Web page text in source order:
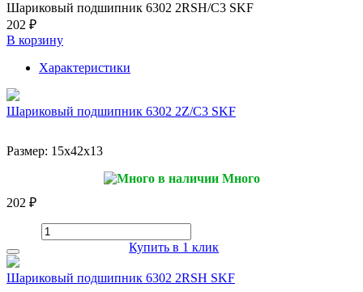
Шариковый подшипник 6302 2RSH/C3 SKF
202 ₽
В корзину
Характеристики
Шариковый подшипник 6302 2Z/C3 SKF
Размер: 15x42x13
Много
202 ₽
Купить в 1 клик
Шариковый подшипник 6302 2RSH SKF